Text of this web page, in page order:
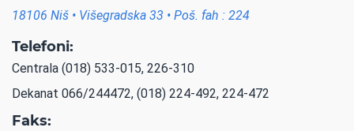
18106 Niš • Višegradska 33 • Poš. fah : 224
Telefoni:
Centrala (018) 533-015, 226-310
Dekanat 066/244472, (018) 224-492, 224-472
Faks: